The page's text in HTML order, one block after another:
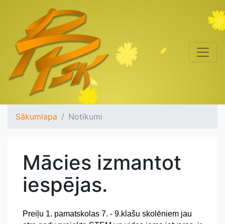
Sākumlapa Notikumi
Mācies izmantot
iespējas.
Preiļu 1. pamatskolas 7. - 9.klašu skolēniem jau